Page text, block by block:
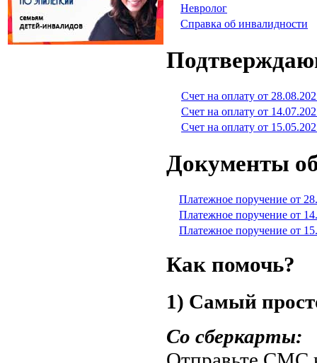
Невролог
Справка об инвалидности
Счет на оплату от
Счет на оплату от
Счет на оплату от
Документы
Платежное поручение от
Платежное поручение от
Платежное поручение от
Как помочь?
1) Самый
Со сберкарты: